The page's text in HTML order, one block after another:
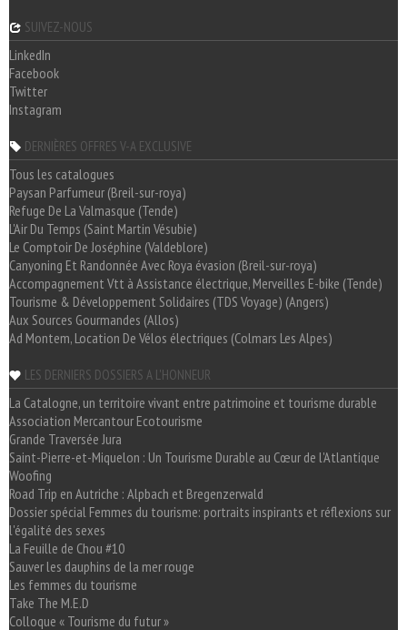
SUIVEZ-NOUS
LinkedIn
Facebook
Twitter
Instagram
DERNIÈRES OFFRES V-A EXCLUSIVE
Tous les catalogues
Paysan Parfumeur (Breil-sur-roya)
Refuge De La Valmasque (Tende)
L'Air Du Temps (Saint Martin Vésubie)
Le Comptoir De Joséphine (Valdeblore)
Canyoning Et Randonnée Avec Roya évasion (Breil-sur-roya)
Accompagnement Vtt à Assistance électrique, Merveilles E-bike (Tende)
Tourisme & Développement Solidaires (TDS Voyage) (Angers)
Aux Sources Gourmandes (Allos)
Ad Montem, Location De Vélos électriques (Colmars Les Alpes)
LES DERNIERS DOSSIERS A L'HONNEUR
La Catalogne, un territoire vivant entre patrimoine et tourisme durable
Association Mercantour Ecotourisme
Grande Traversée Jura
Saint-Pierre-et-Miquelon : Un Tourisme Durable au Cœur de l'Atlantique
Woofing
Road Trip en Autriche : Alpbach et Bregenzerwald
Dossier spécial Femmes du tourisme: portraits inspirants et réflexions sur
l'égalité des sexes
La Feuille de Chou #10
Sauver les dauphins de la mer rouge
Les femmes du tourisme
Take The M.E.D
Colloque « Tourisme du futur »